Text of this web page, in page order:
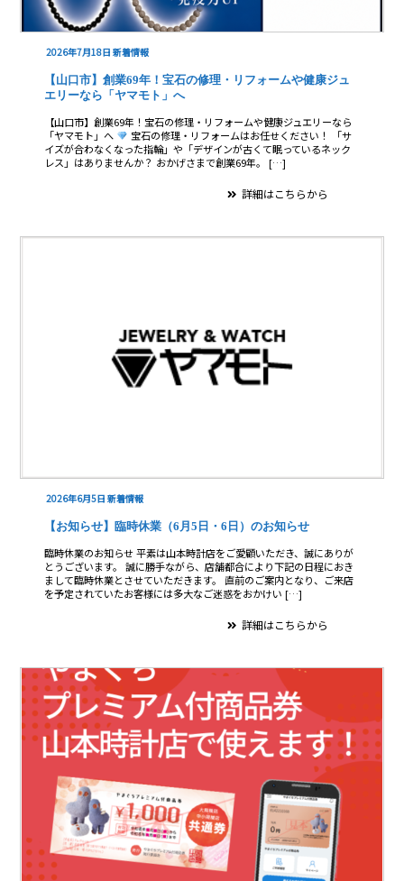
2026年7月18日 新着情報
【山口市】創業69年！宝石の修理・リフォームや健康ジュ
エリーなら「ヤマモト」へ
【山口市】創業69年！宝石の修理・リフォームや健康ジュエリーなら
「ヤマモト」へ
宝石の修理・リフォームはお任せください！ 「サ
イズが合わなくなった指輪」や「デザインが古くて眠っているネック
レス」はありませんか？ おかげさまで創業69年。 […]
詳細はこちらから
2026年6月5日 新着情報
【お知らせ】臨時休業（6月5日・6日）のお知らせ
臨時休業のお知らせ 平素は山本時計店をご愛顧いただき、誠にありが
とうございます。 誠に勝手ながら、店舗都合により下記の日程におき
まして臨時休業とさせていただきます。 直前のご案内となり、ご来店
を予定されていたお客様には多大なご迷惑をおかけい […]
詳細はこちらから